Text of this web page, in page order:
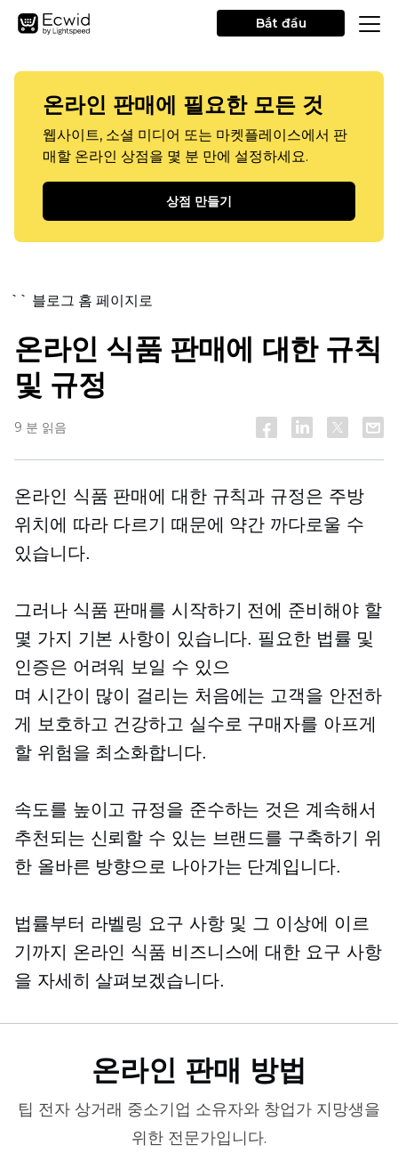
Bắt đầu
온라인 판매에 필요한 모든 것
웹사이트, 소셜 미디어 또는 마켓플레이스에서 판
매할 온라인 상점을 몇 분 만에 설정하세요.
상점 만들기
`` 블로그 홈 페이지로
온라인 식품 판매에 대한 규칙
및 규정
9 분 읽음
온라인 식품 판매에 대한 규칙과 규정은 주방
위치에 따라 다르기 때문에 약간 까다로울 수
있습니다.
그러나 식품 판매를 시작하기 전에 준비해야 할
몇 가지 기본 사항이 있습니다. 필요한 법률 및
인증은 어려워 보일 수 있으
며 시간이 많이 걸리는 처음에는 고객을 안전하
게 보호하고 건강하고 실수로 구매자를 아프게
할 위험을 최소화합니다.
속도를 높이고 규정을 준수하는 것은 계속해서
추천되는 신뢰할 수 있는 브랜드를 구축하기 위
한 올바른 방향으로 나아가는 단계입니다.
법률부터 라벨링 요구 사항 및 그 이상에 이르
기까지 온라인 식품 비즈니스에 대한 요구 사항
을 자세히 살펴보겠습니다.
온라인 판매 방법
팁 전자 상거래 중소기업 소유자와 창업가 지망생을
위한 전문가입니다.